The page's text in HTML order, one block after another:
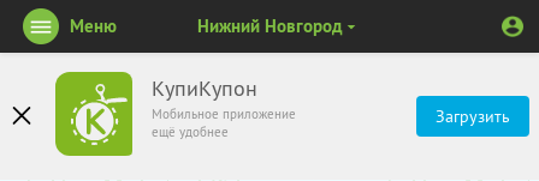
КупиКупон
Мобильное приложение
ещё удобнее
Загрузить
Меню Нижний Новгород